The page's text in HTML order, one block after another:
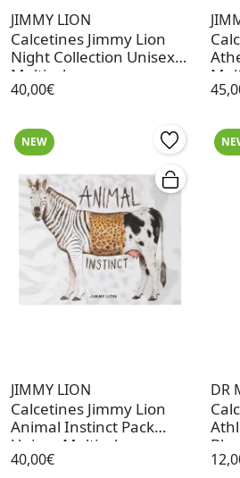
JIMMY LION
Calcetines Jimmy Lion
Night Collection Unisex
Multicolor
40,00€
NEW
JIMMY LION
Calcetines Jimmy Lion
Animal Instinct Pack
Unisex Multicolor
40,00€
DR